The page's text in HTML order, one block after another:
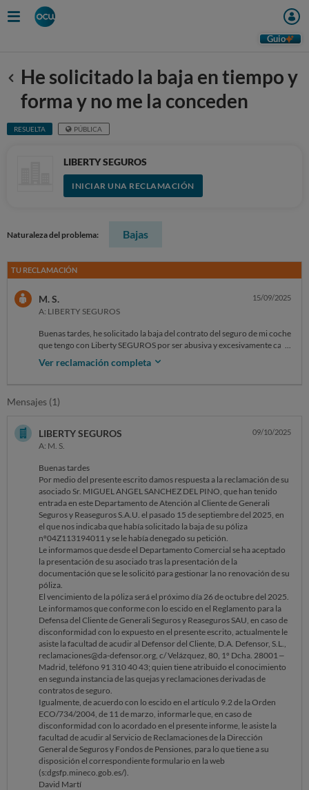
Guio
Anterior
He solicitado la baja en tiempo y
forma y no me la conceden
RESUELTA PÚBLICA
LIBERTY SEGUROS
INICIAR UNA RECLAMACIÓN
Naturaleza del problema: Bajas
TU RECLAMACIÓN
M. S.
A: LIBERTY SEGUROS
15/09/2025
Buenas tardes, he solicitado la baja del contrato del seguro de mi coche
que tengo con Liberty SEGUROS por ser abusiva y excesivamente cara
y no me la conceden, me dan largas y me ponen excusas para que se me
pase el tiempo.
Ver reclamación completa
Mensajes (1)
LIBERTY SEGUROS
A: M. S.
09/10/2025
Buenas tardes
Por medio del presente escrito damos respuesta a la reclamación de su
asociado Sr. MIGUEL ANGEL SANCHEZ DEL PINO, que han tenido
entrada en este Departamento de Atención al Cliente de Generali
Seguros y Reaseguros S.A.U. el pasado 15 de septiembre del 2025, en
el que nos indicaba que había solicitado la baja de su póliza
nº04Z113194011 y se le había denegado su petición.
Le informamos que desde el Departamento Comercial se ha aceptado
la presentación de su asociado tras la presentación de la
documentación que se le solicitó para gestionar la no renovación de su
póliza.
El vencimiento de la póliza será el próximo día 26 de octubre del 2025.
Le informamos que conforme con lo escido en el Reglamento para la
Defensa del Cliente de Generali Seguros y Reaseguros SAU, en caso de
disconformidad con lo expuesto en el presente escrito, actualmente le
asiste la facultad de acudir al Defensor del Cliente, D.A. Defensor, S.L.,
reclamaciones@da-defensor.org, c/ Velázquez, 80, 1º Dcha. 28001 –
Madrid, teléfono 91 310 40 43; quien tiene atribuido el conocimiento
en segunda instancia de las quejas y reclamaciones derivadas de
contratos de seguro.
Igualmente, de acuerdo con lo escido en el artículo 9.2 de la Orden
ECO/734/2004, de 11 de marzo, informarle que, en caso de
disconformidad con lo acordado en el presente informe, le asiste la
facultad de acudir al Servicio de Reclamaciones de la Dirección
General de Seguros y Fondos de Pensiones, para lo que tiene a su
disposición el correspondiente formulario en la web
(s:dgsfp.mineco.gob.es/).
David Martí